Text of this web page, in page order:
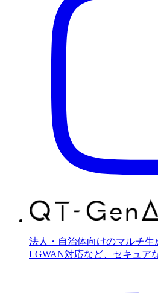
法人・自治体向けのマルチ生
LGWAN対応など、セキュア